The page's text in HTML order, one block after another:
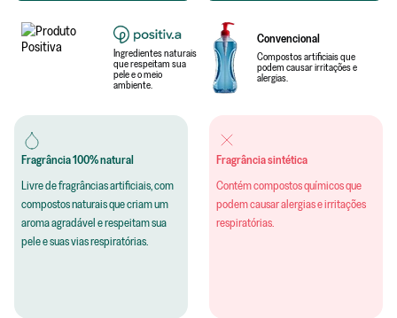
Ingredientes naturais
que respeitam sua
pele e o meio
ambiente.
Convencional
Compostos artificiais que
podem causar irritações e
alergias.
Fragrância 100% natural
Livre de fragrâncias artificiais, com
compostos naturais que criam um
aroma agradável e respeitam sua
pele e suas vias respiratórias.
Fragrância sintética
Contém compostos químicos que
podem causar alergias e irritações
respiratórias.